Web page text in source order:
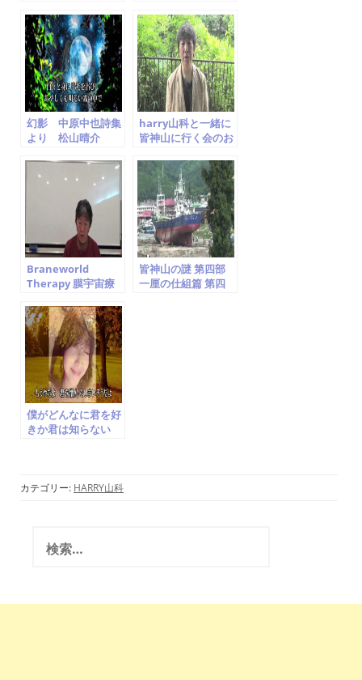
Cover Seisuke
Matsuyama
幻影 中原中也詩集
より 松山晴介
Matsuyama
harry山科と一緒に
皆神山に行く会のお
Braneworld
Therapy 膜宇宙療
「宇宙意識から 伝わ
ってきたこと」を読
み解く
皆神山の謎 第四部
一厘の仕組篇 第四
僕がどんなに君を好
きか君は知らない
カテゴリー: HARRY山科